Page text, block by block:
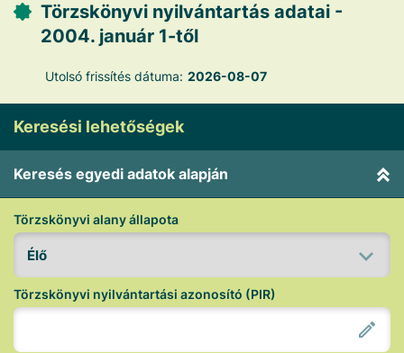
Törzskönyvi nyilvántartás adatai -
2004. január 1-től
Utolsó frissítés dátuma: 2026-08-07
Keresési lehetőségek
Keresés egyedi adatok alapján
Törzskönyvi alany állapota
Törzskönyvi nyilvántartási azonosító (PIR)